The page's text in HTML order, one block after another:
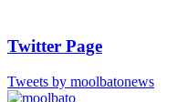
Twitter Page
Tweets by moolbatonews